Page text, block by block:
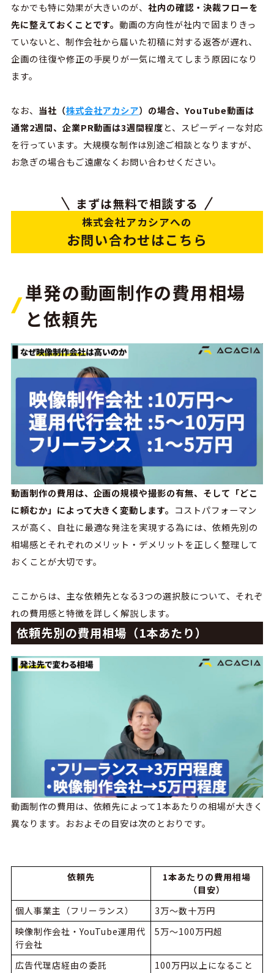
なかでも特に効果が大きいのが、社内の確認・決裁フローを
先に整えておくことです。 動画の方向性が社内で固まりきっ
ていないと、制作会社から届いた初稿に対する返答が遅れ、
企画の往復や修正の手戻りが一気に増えてしまう原因になり
ます。
なお、 当社 （株式会社アカシア）の場合、YouTube動画は
通常2週間、企業PR動画は3週間程度と、スピーディーな対応
を行っています。大規模な制作は別途ご相談となりますが、
お急ぎの場合もご遠慮なくお問い合わせください。
まずは無料で相談する
株式会社アカシアへの
お問い合わせはこちら
単発の動画制作の費用相場
と依頼先
動画制作の費用は、企画の規模や撮影の有無、そして「どこ
に頼むか」によって大きく変動します。 コストパフォーマン
スが高く、自社に最適な発注を実現する為には、依頼先別の
相場感とそれぞれのメリット・デメリットを正しく整理して
おくことが大切です。
ここからは、主な依頼先となる3つの選択肢について、それぞ
れの費用感と特徴を詳しく解説します。
依頼先別の費用相場（1本あたり）
動画制作の費用は、依頼先によって1本あたりの相場が大きく
異なります。おおよその目安は次のとおりです。
依頼先
1本あたりの費用相場
（目安）
個人事業主（フリーランス）
3万〜数十万円
映像制作会社・YouTube運用代
行会社
5万〜100万円超
広告代理店経由の委託
100万円以上になること